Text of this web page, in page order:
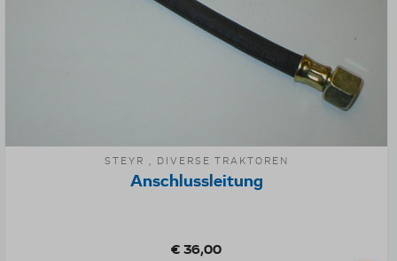
STEYR , DIVERSE TRAKTOREN
Anschlussleitung
€ 36,00